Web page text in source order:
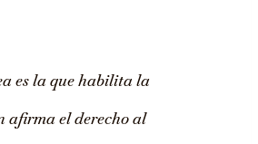
es la que habilita la
afirma el derecho al